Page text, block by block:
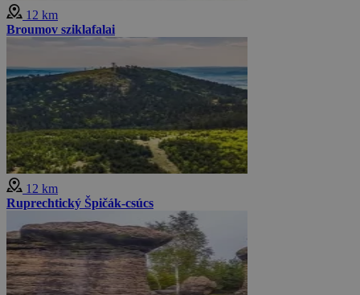
12 km
Broumov sziklafalai
12 km
Ruprechtický Špičák-csúcs